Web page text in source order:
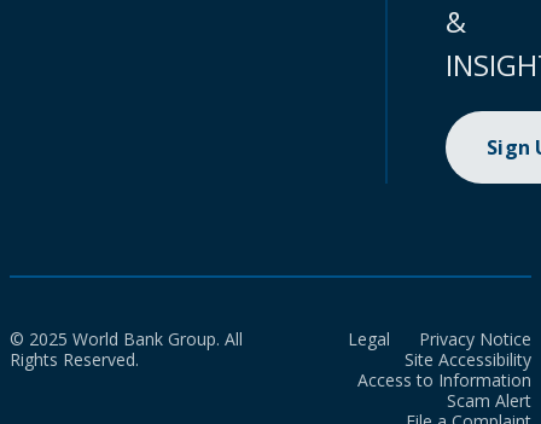
&
Sign
© 2025 World Bank Group. All
Rights Reserved.
Legal
Privacy Notice
Site Accessibility
Access to Information
Scam Alert